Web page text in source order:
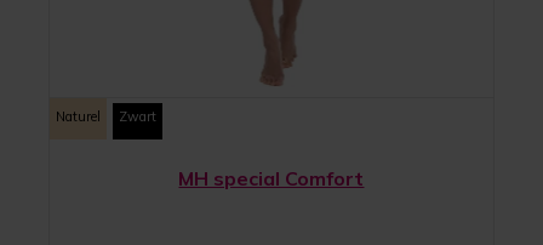
Naturel Zwart
MH special Comfort